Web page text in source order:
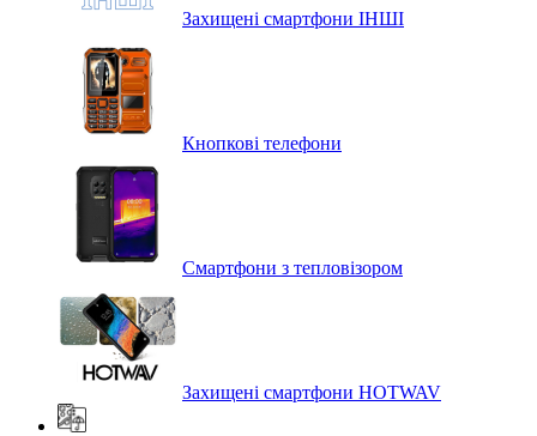
Захищені смартфони ІНШІ
Кнопкові телефони
Смартфони з тепловізором
Захищені смартфони HOTWAV